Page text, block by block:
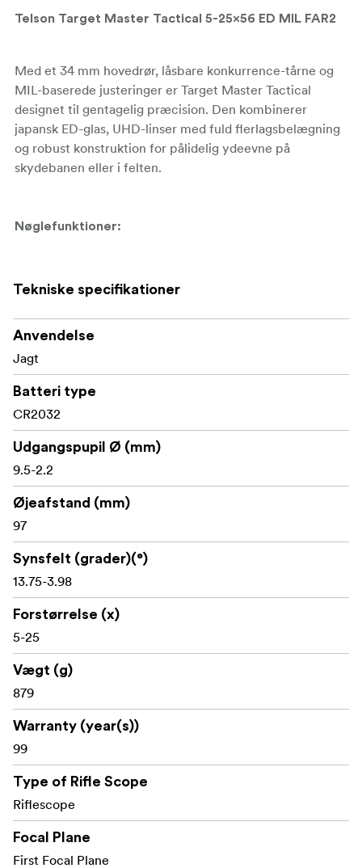
Telson Target Master Tactical 5-25x56 ED MIL FAR2
Med et 34 mm hovedrør, låsbare konkurrence-tårne og
MIL-baserede justeringer er Target Master Tactical
designet til gentagelig præcision. Den kombinerer
japansk ED-glas, UHD-linser med fuld flerlagsbelægning
og robust konstruktion for pålidelig ydeevne på
skydebanen eller i felten.
Nøglefunktioner:
34 mm rør i ét stykke af 6061-T6 aluminium
Glasætset MRAD-sigtemærkedesign
11-trins belysning med sluk-positioner og automatisk
tænding ved bevægelse
Japansk ED-glas
Låsbare 3-omgangs konkurrence-tårne med nul-
1/10 MIL justeringsskala
Maksimal højdejustering: 32 MIL
Sideparallaksjustering fra ca. 18 m til uendelig
97 mm øjenafstand
IP67 vand- og støvtæt
Tør argon-renset og 50 BMG-klassificeret
Tekniske specifikationer
Anvendelse
Jagt
Batteri type
CR2032
Udgangspupil Ø (mm)
9.5-2.2
Øjeafstand (mm)
97
Synsfelt (grader)(°)
13.75-3.98
Forstørrelse (x)
5-25
Vægt (g)
879
Warranty (year(s))
99
Type of Rifle Scope
Riflescope
Focal Plane
First Focal Plane